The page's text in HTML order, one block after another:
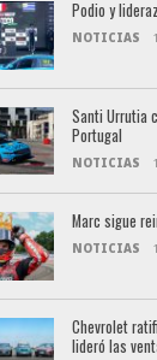
Podio y
NOTICIAS
Santi Urrutia
Portugal
NOTICIAS
Marc sigue
NOTICIAS
Chevrolet
lideró las